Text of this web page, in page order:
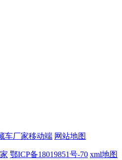
车厂家移动端 网站地图
鄂ICP备18019851号-70 xml地图